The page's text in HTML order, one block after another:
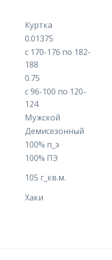
Куртка
0.01375
с 170-176 по 182-
188
0.75
с 96-100 по 120-
124
Мужской
Демисезонный
100% п_э
100% ПЭ
105 г_кв.м.
Хаки